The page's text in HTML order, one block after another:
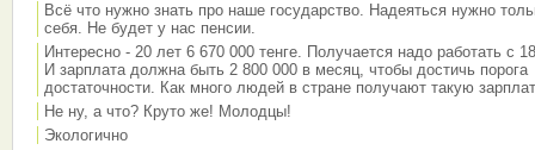
Всё что нужно знать про наше государство. Надеяться нужно
себя. Не будет у нас пенсии.
Интересно - 20 лет 6 670 000 тенге. Получается надо работать с
И зарплата должна быть 2 800 000 в месяц, чтобы достичь порога
достаточности. Как много людей в стране получают такую
Не ну, а что? Круто же! Молодцы!
Экологично